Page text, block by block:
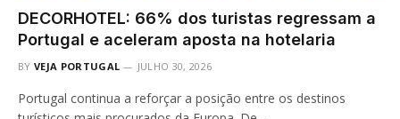
DECORHOTEL: 66% dos turistas regressam a
Portugal e aceleram aposta na hotelaria
BY VEJA PORTUGAL JULHO 30, 2026
Portugal continua a reforçar a posição entre os destinos